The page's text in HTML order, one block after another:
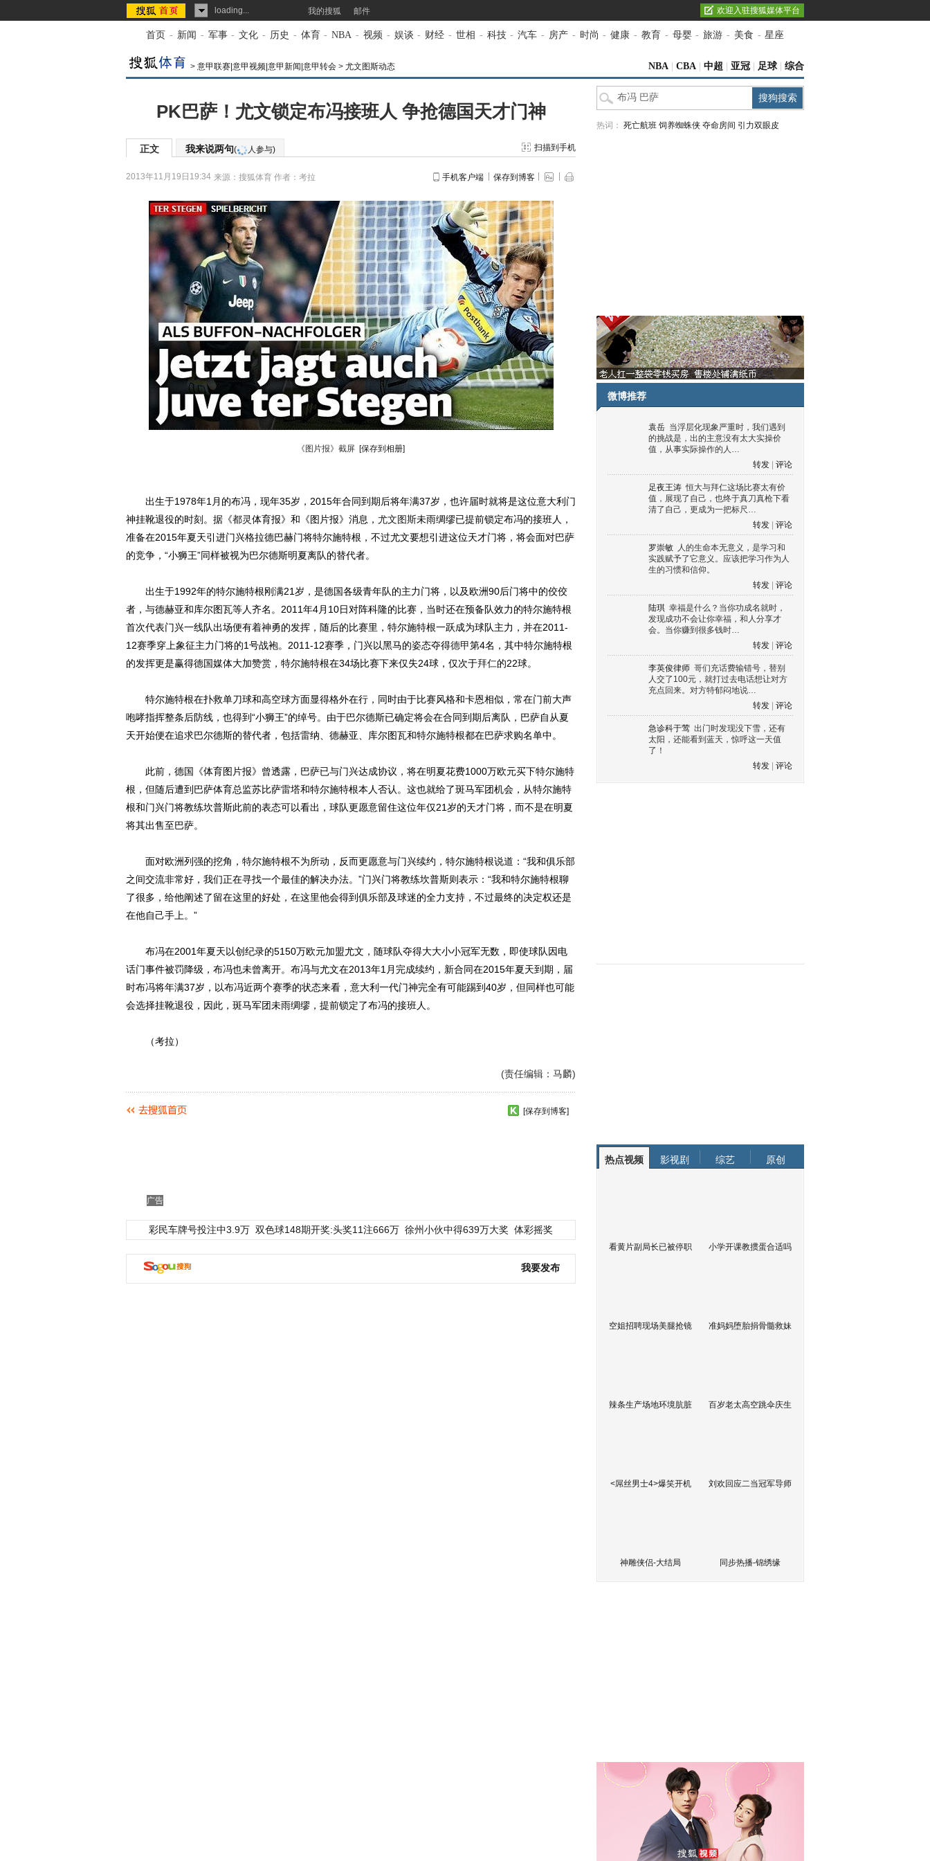
loading... 我的搜狐 邮件 欢迎入驻搜狐媒体平台
首页 - 新闻 - 军事 - 文化 - 历史 - 体育 - NBA - 视频 - 娱谈 - 财经 - 世相 - 科技 - 汽车 - 房产 - 时尚 - 健康 - 教育 - 母婴 - 旅游 - 美食 - 星座
> 意甲联赛|意甲视频|意甲新闻|意甲转会 > 尤文图斯动态 NBA CBA 中超 亚冠 足球 综合
PK巴萨！尤文锁定布冯接班人 争抢德国天才门神
正文 我来说两句( 人参与) 扫描到手机
2013年11月19日19:34 来源： 搜狐体育 作者：考拉 手机客户端 保存到博客
《图片报》截屏 [保存到相册]
出生于1978年1月的布冯，现年35岁，2015年合同到期后将年满37岁，也许届时就将是这位意大利门
神挂靴退役的时刻。据《都灵体育报》和《图片报》消息， 尤文图斯未雨绸缪已提前锁定布冯的接班人，
准备在2015年夏天引进门兴格拉德巴赫门将特尔施特根，不过尤文要想引进这位天才门将，将会面对巴萨
的竞争，“小狮王”同样被视为巴尔德斯明夏离队的替代者。
出生于1992年的特尔施特根刚满21岁，是德国各级青年队的主力门将，以及欧洲90后门将中的佼佼
者，与德赫亚和库尔图瓦等人齐名。2011年4月10日对阵科隆的比赛，当时还在预备队效力的特尔施特根
首次代表门兴一线队出场便有着神勇的发挥，随后的比赛里，特尔施特根一跃成为球队主力，并在2011-
12赛季穿上象征主力门将的1号战袍。2011-12赛季，门兴以黑马的姿态夺得德甲第4名，其中特尔施特根
的发挥更是赢得德国媒体大加赞赏，特尔施特根在34场比赛下来仅失24球，仅次于拜仁的22球。
特尔施特根在扑救单刀球和高空球方面显得格外在行，同时由于比赛风格和卡恩相似，常在门前大声
咆哮指挥整条后防线，也得到“小狮王”的绰号。由于巴尔德斯已确定将会在合同到期后离队，巴萨自从夏
天开始便在追求巴尔德斯的替代者，包括雷纳、德赫亚、库尔图瓦和特尔施特根都在巴萨求购名单中。
此前，德国《体育图片报》曾透露，巴萨已与门兴达成协议，将在明夏花费1000万欧元买下特尔施特
根，但随后遭到巴萨体育总监苏比萨雷塔和特尔施特根本人否认。这也就给了斑马军团机会，从特尔施特
根和门兴门将教练坎普斯此前的表态可以看出，球队更愿意留住这位年仅21岁的天才门将，而不是在明夏
将其出售至巴萨。
面对欧洲列强的挖角，特尔施特根不为所动，反而更愿意与门兴续约，特尔施特根说道：“我和俱乐部
之间交流非常好，我们正在寻找一个最佳的解决办法。”门兴门将教练坎普斯则表示：“我和特尔施特根聊
了很多，给他阐述了留在这里的好处，在这里他会得到俱乐部及球迷的全力支持，不过最终的决定权还是
在他自己手上。”
布冯在2001年夏天以创纪录的5150万欧元加盟尤文，随球队夺得大大小小冠军无数，即使球队因电
话门事件被罚降级，布冯也未曾离开。布冯与尤文在2013年1月完成续约，新合同在2015年夏天到期，届
时布冯将年满37岁，以布冯近两个赛季的状态来看，意大利一代门神完全有可能踢到40岁，但同样也可能
会选择挂靴退役，因此，斑马军团未雨绸缪，提前锁定了布冯的接班人。
（考拉）
(责任编辑：马麟)
[保存到博客]
广告
彩民车牌号投注中3.9万 双色球148期开奖:头奖11注666万 徐州小伙中得639万大奖 体彩摇奖
我要发布
热词： 死亡航班 饲养蜘蛛侠 夺命房间 引力双眼皮
微博推荐
袁岳 当浮层化现象严重时，我们遇到
的挑战是，出的主意没有太大实操价
值，从事实际操作的人…
转发
评论
足夜王涛 恒大与拜仁这场比赛太有价
值，展现了自己，也终于真刀真枪下看
清了自己，更成为一把标尺…
转发
评论
罗崇敏 人的生命本无意义，是学习和
实践赋予了它意义。应该把学习作为人
生的习惯和信仰。
转发
评论
陆琪 幸福是什么？当你功成名就时，
发现成功不会让你幸福，和人分享才
会。当你赚到很多钱时…
转发
评论
李英俊律师 哥们充话费输错号，替别
人交了100元，就打过去电话想让对方
充点回来。对方特郁闷地说…
转发
评论
急诊科于莺 出门时发现没下雪，还有
太阳，还能看到蓝天，惊呼这一天值
了！
转发
评论
热点视频 影视剧 综艺 原创
看黄片副局长已被停职 小学开课教掼蛋合适吗
空姐招聘现场美腿抢镜 准妈妈堕胎捐骨髓救妹
辣条生产场地环境肮脏 百岁老太高空跳伞庆生
<屌丝男士4>爆笑开机 刘欢回应二当冠军导师
神雕侠侣-大结局 同步热播-锦绣缘